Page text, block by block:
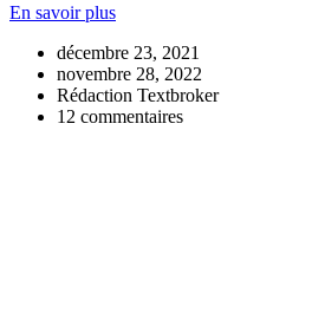
En savoir plus
décembre 23, 2021
novembre 28, 2022
Rédaction Textbroker
12 commentaires